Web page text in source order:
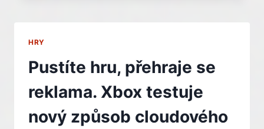
NADCHÁZEJÍCÍ
ROK
HRY
Pustíte hru, přehraje se
reklama. Xbox testuje
nový způsob cloudového